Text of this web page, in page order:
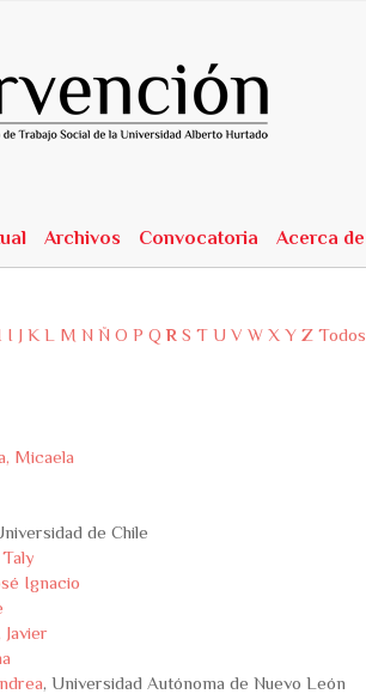
Archivos Convocatoria Acerca de
I J K L M N Ñ O P Q R S T U V W X Y Z Todos
Micaela
de Chile
Ignacio
, Universidad Autónoma de Nuevo León